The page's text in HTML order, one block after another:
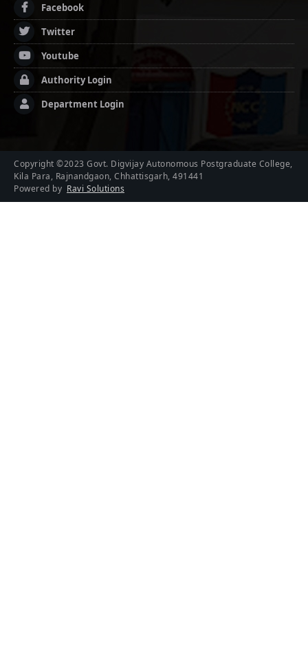
Facebook
Twitter
Youtube
Authority Login
Department Login
Copyright ©2023 Govt. Digvijay Autonomous Postgraduate College,
Kila Para, Rajnandgaon, Chhattisgarh, 491441
Powered by Ravi Solutions